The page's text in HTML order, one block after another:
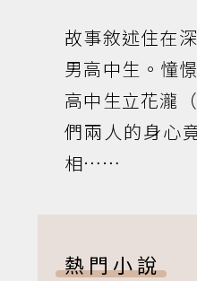
故事敘述住在
男高中生。憧
高中生立花瀧
們兩人的身心
相……
熱門小說